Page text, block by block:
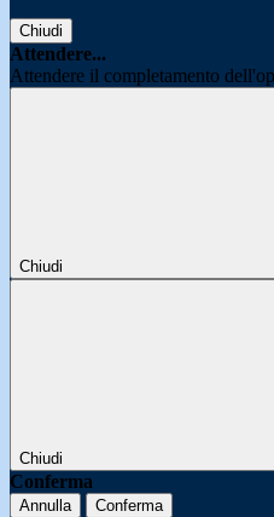
Chiudi
Attendere...
Attendere il completamento
Chiudi
Chiudi
Conferma
Annulla Conferma